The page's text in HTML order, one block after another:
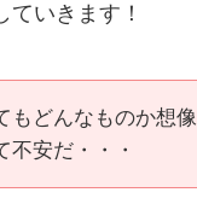
いきます！
もどんなものか想像
不安だ・・・